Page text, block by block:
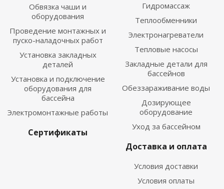
Обвязка чаши и
оборудования
Проведение монтажных и
пуско-наладочных работ
Установка закладных
деталей
Установка и подключение
оборудования для
бассейна
Электромонтажные работы
Сертификаты
Гидромассаж
Теплообменники
Электронагреватели
Тепловые насосы
Закладные детали для
бассейнов
Обеззараживание воды
Дозирующее
оборудование
Уход за бассейном
Доставка и оплата
Условия доставки
Условия оплаты